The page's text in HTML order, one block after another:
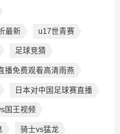
最新 u17世青赛
足球竞猜
播免费观看高清雨燕
日本对中国足球赛直播
国王视频
骑士vs猛龙